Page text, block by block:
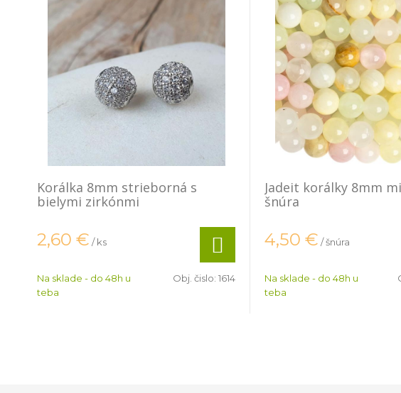
Korálka 8mm strieborná s
bielymi zirkónmi
2,60 € / ks
Na sklade - do 48h u
teba
Obj. čislo: 1614
Jadeit korálky 8mm
šnúra
4,50 € / šnúra
Na sklade - do 48h u
teba